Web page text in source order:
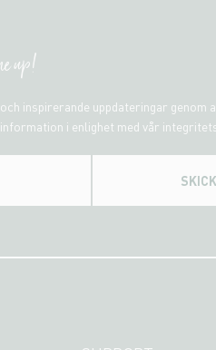
up!
inspirerande uppdateringar genom
i enlighet med vår